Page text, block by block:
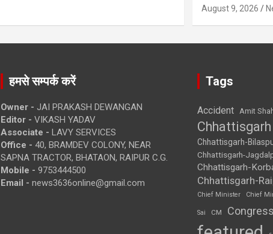
August 9, 2026
हमसे सम्पर्क करें
Owner - JAI PRAKASH DEWANGAN
Editor - VIKASH YADAV
Associate - LAVY SERVICES
Office - 40, BRAMDEV COLONY, NEAR
SAPNA TRACTOR, BHATAON, RAIPUR C.G.
Mobile - 9753444500
Email - news3636online@gmail.com
Tags
Accident Amit
Chhattisgarh
Chhattisgarh-
Chhattisgarh-
Chhattisgarh-
Chhattisgarh-
Chief Minister
Chief
Sai CM Congress